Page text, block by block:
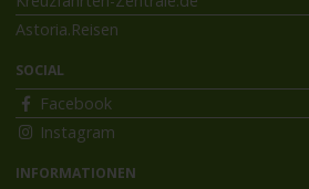
Astoria.Reisen
SOCIAL
Facebook
Instagram
INFORMATIONEN